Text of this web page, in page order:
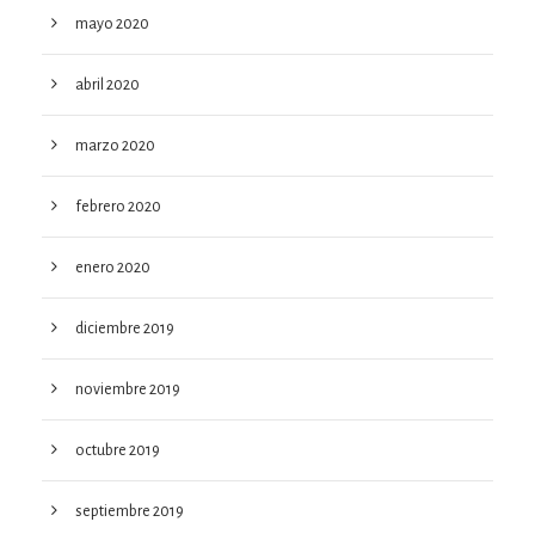
mayo 2020
abril 2020
marzo 2020
febrero 2020
enero 2020
diciembre 2019
noviembre 2019
octubre 2019
septiembre 2019